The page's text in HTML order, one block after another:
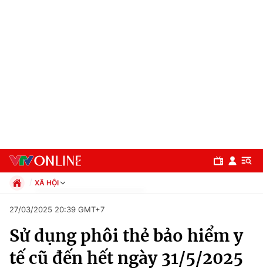
Chuyên mục
Chính trị
XÃ HỘI
Xã hội
Pháp luật
Kinh tế
Thể thao
27/03/2025 20:39 GMT+7
Sử dụng phôi thẻ bảo hiểm y
tế cũ đến hết ngày 31/5/2025